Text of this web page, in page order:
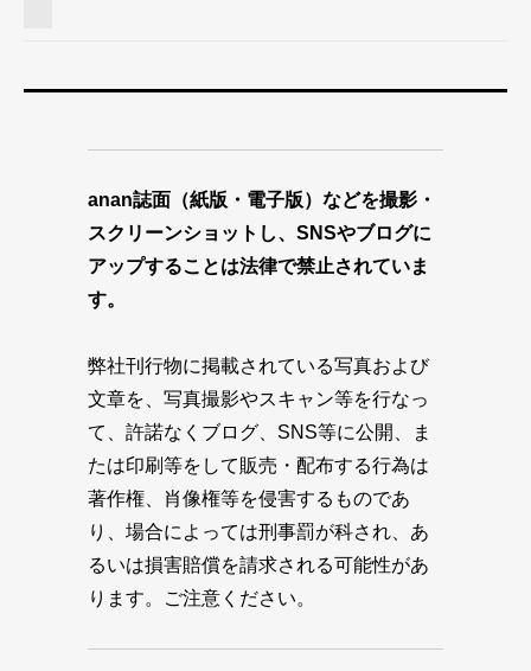
anan誌面（紙版・電子版）などを撮影・
スクリーンショットし、SNSやブログに
アップすることは法律で禁止されていま
す。
弊社刊行物に掲載されている写真および
文章を、写真撮影やスキャン等を行なっ
て、許諾なくブログ、SNS等に公開、ま
たは印刷等をして販売・配布する行為は
著作権、肖像権等を侵害するものであ
り、場合によっては刑事罰が科され、あ
るいは損害賠償を請求される可能性があ
ります。ご注意ください。